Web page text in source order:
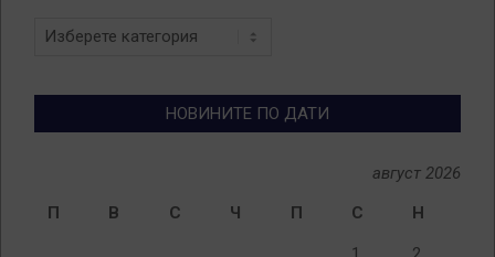
Новини
НОВИНИТЕ ПО ДАТИ
август 2026
П
В С Ч П С Н